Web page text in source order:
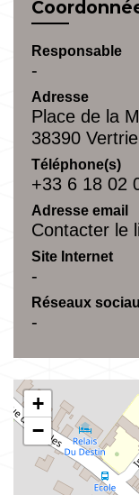
Responsable
-
Adresse
Place de la
38390
Téléphone(s)
+33 6 18 02
Adresse email
Contacter le
Site Internet
-
Réseaux
-
+
−